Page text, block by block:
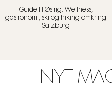
Guide til Østrig: Wellness,
gastronomi, ski og hiking omkring
Salzburg
NYT